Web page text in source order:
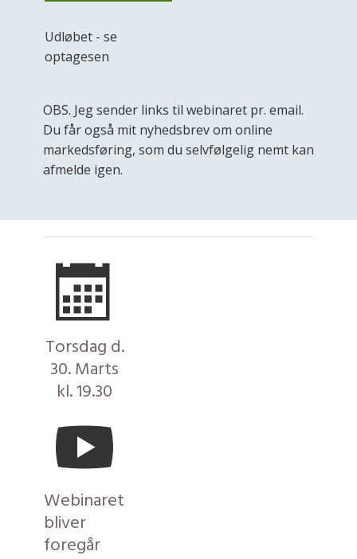
Udløbet - se
optagesen
OBS. Jeg sender links til webinaret pr. email.
Du får også mit nyhedsbrev om online
markedsføring, som du selvfølgelig nemt kan
afmelde igen.
Torsdag d.
30. Marts
kl. 19.30
Webinaret
bliver
foregår